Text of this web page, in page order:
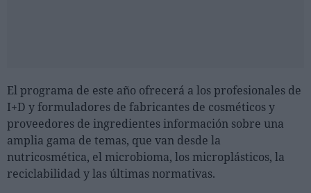
El programa de este año ofrecerá a los profesionales de
I+D y formuladores de fabricantes de cosméticos y
proveedores de ingredientes información sobre una
amplia gama de temas, que van desde la
nutricosmética, el microbioma, los microplásticos, la
reciclabilidad y las últimas normativas.